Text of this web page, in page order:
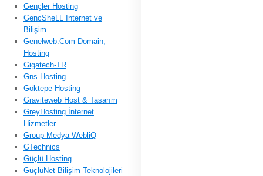
Gençler Hosting
GencSheLL Internet ve
Bilişim
Genelweb.Com Domain,
Hosting
Gigatech-TR
Gns Hosting
Göktepe Hosting
Graviteweb Host & Tasarım
GreyHosting İnternet
Hizmetler
Group Medya WebliQ
GTechnics
Güçlü Hosting
GüçlüNet Bilişim Teknolojileri